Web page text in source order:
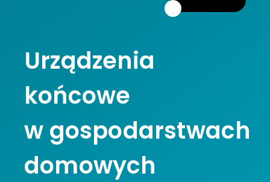
Urządzenia
końcowe
w gospodarstwach
domowych